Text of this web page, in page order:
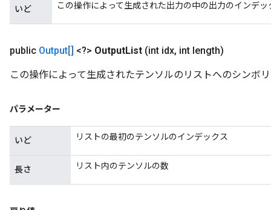
いど この操作によって生成された出力の中の出力のインデッ
public Output[] <?> OutputList (int idx, int length)
この操作によって生成されたテンソルのリストへのシンボ
パラメーター
いど リストの最初のテンソルのインデックス
長さ リスト内のテンソルの数